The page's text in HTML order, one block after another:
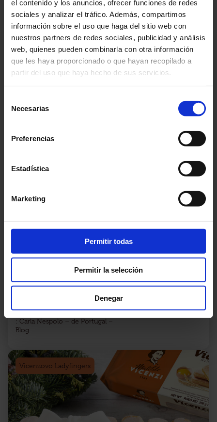
el contenido y los anuncios, ofrecer funciones de redes
sociales y analizar el tráfico. Además, compartimos
información sobre el uso que haga del sitio web con
nuestros partners de redes sociales, publicidad y análisis
web, quienes pueden combinarla con otra información
que les haya proporcionado o que hayan recopilado a
partir del uso que haya hecho de sus servicios.
Necesarias
Preferencias
Estadística
Marketing
Permitir todas
Permitir la selección
Denegar
PREPARACIÓN: 3 hora
COCCIÓN
PORCIONES: 1 persona
: Matilde Vicenzi
Vasitos de Mascarpone
PREPARACIÓN
: 20 min
: 1 hora en la nevera
AUTORA
: Carla Nespolo – de Portugal –
Blog
Product
Vicenzovo Ladyfingers